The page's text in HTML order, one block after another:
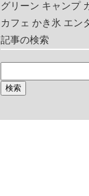
グリーン キャンプ
カフェ かき氷 エン
記事の検索